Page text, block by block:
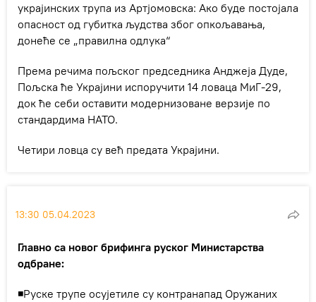
украјинских трупа из Артјомовска: Ако буде постојала
опасност од губитка људства због опкољавања,
донеће се „правилна одлука“
Према речима пољског председника Анджеја Дуде,
Пољска ће Украјини испоручити 14 ловаца МиГ-29,
док ће себи оставити модернизоване верзије по
стандардима НАТО.
Четири ловца су већ предата Украјини.
13:30 05.04.2023
Главно са новог брифинга руског Министарства
одбране:
◾Руске трупе осујетиле су контранапад Оружаних